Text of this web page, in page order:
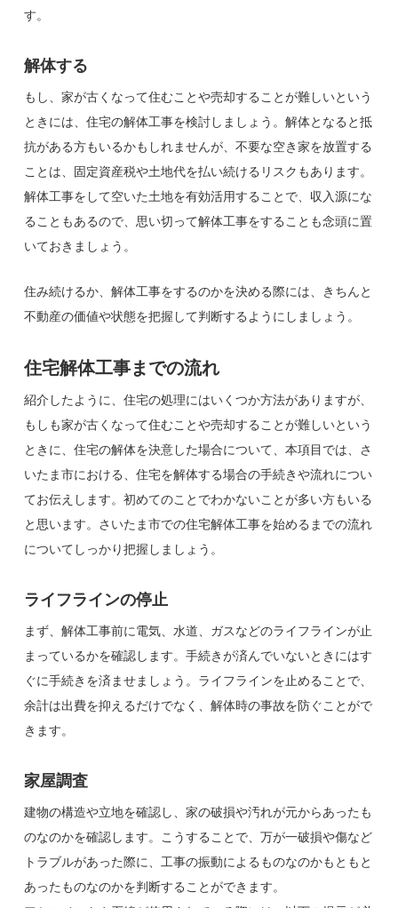
す。
解体する
もし、家が古くなって住むことや売却することが難しいという
ときには、住宅の解体工事を検討しましょう。解体となると抵
抗がある方もいるかもしれませんが、不要な空き家を放置する
ことは、固定資産税や土地代を払い続けるリスクもあります。
解体工事をして空いた土地を有効活用することで、収入源にな
ることもあるので、思い切って解体工事をすることも念頭に置
いておきましょう。
住み続けるか、解体工事をするのかを決める際には、きちんと
不動産の価値や状態を把握して判断するようにしましょう。
住宅解体工事までの流れ
紹介したように、住宅の処理にはいくつか方法がありますが、
もしも家が古くなって住むことや売却することが難しいという
ときに、住宅の解体を決意した場合について、本項目では、さ
いたま市における、住宅を解体する場合の手続きや流れについ
てお伝えします。初めてのことでわかないことが多い方もいる
と思います。さいたま市での住宅解体工事を始めるまでの流れ
についてしっかり把握しましょう。
ライフラインの停止
まず、解体工事前に電気、水道、ガスなどのライフラインが止
まっているかを確認します。手続きが済んでいないときにはす
ぐに手続きを済ませましょう。ライフラインを止めることで、
余計は出費を抑えるだけでなく、解体時の事故を防ぐことがで
きます。
家屋調査
建物の構造や立地を確認し、家の破損や汚れが元からあったも
のなのかを確認します。こうすることで、万が一破損や傷など
トラブルがあった際に、工事の振動によるものなのかもともと
あったものなのかを判断することができます。